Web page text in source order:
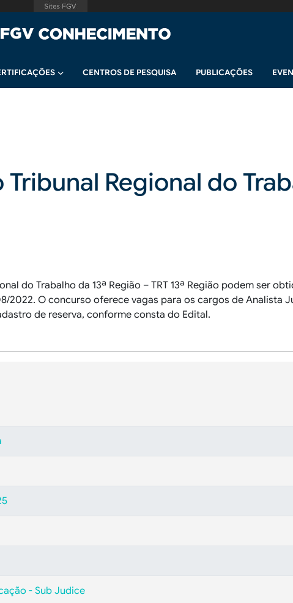
CENTROS DE PESQUISA PUBLICAÇÕES
Regional do
do Trabalho da 13ª Região – TRT 13ª Região podem ser
2022. O concurso oferece vagas para os cargos de Analista
de reserva, conforme consta do Edital.
- Sub Judice